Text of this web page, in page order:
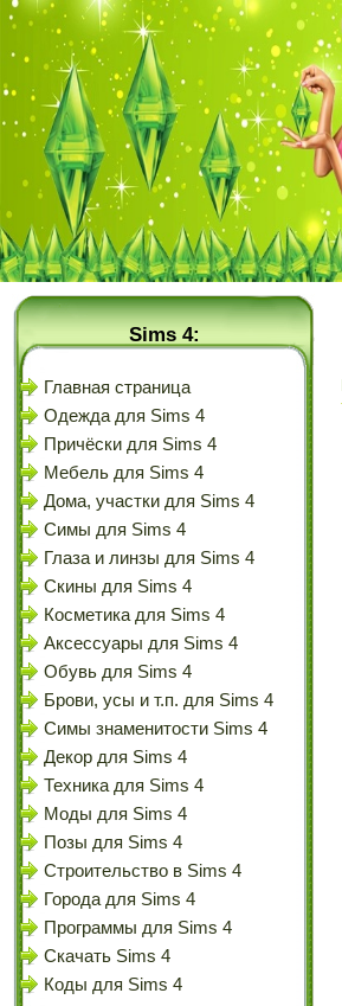
Sims 4:
Главная страница
Одежда для Sims 4
Причёски для Sims 4
Мебель для Sims 4
Дома, участки для Sims 4
Симы для Sims 4
Глаза и линзы для Sims 4
Скины для Sims 4
Косметика для Sims 4
Аксессуары для Sims 4
Обувь для Sims 4
Брови, усы и т.п. для Sims 4
Симы знаменитости Sims 4
Декор для Sims 4
Техника для Sims 4
Моды для Sims 4
Позы для Sims 4
Строительство в Sims 4
Города для Sims 4
Программы для Sims 4
Скачать Sims 4
Коды для Sims 4